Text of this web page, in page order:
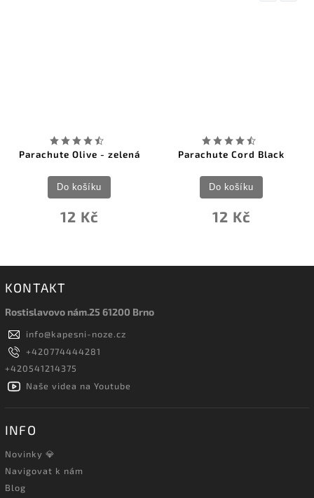
Parachute Olive - zelená
12 Kč
Do košíku
Parachute Cord Black
12 Kč
Do košíku
KONTAKT
Rostislavovo nám.25 61200 Brno
info@kapesni-noze.cz
+420774444281
+420541214375
Naše videa na Youtube
INFO
Novinky 💎
Navigovat k nám
Blog